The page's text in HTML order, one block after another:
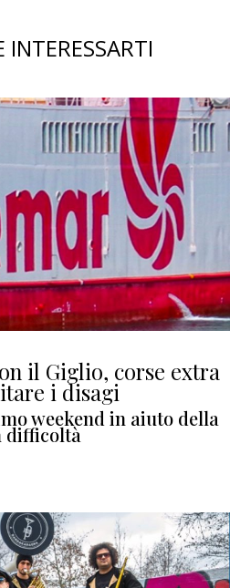
INTERESSARTI
il Giglio, corse extra
i disagi
weekend in aiuto della
difficoltà